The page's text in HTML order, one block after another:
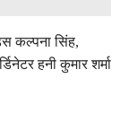
कल्पना सिंह,
हनी कुमार शर्मा